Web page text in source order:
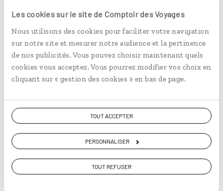
Les cookies sur le site de Comptoir des Voyages
Nous utilisons des cookies pour faciliter votre navigation
sur notre site et mesurer notre audience et la pertinence
de nos publicités. Vous pouvez choisir maintenant quels
cookies vous acceptez. Vous pourrez modifier vos choix en
cliquant sur « gestion des cookies » en bas de page.
TOUT ACCEPTER
PERSONNALISER
TOUT REFUSER
Le temps d'un hwachae, faites connaissance avec
notre Welcome Host Élodie, qui vit à Busan
depuis 2013.